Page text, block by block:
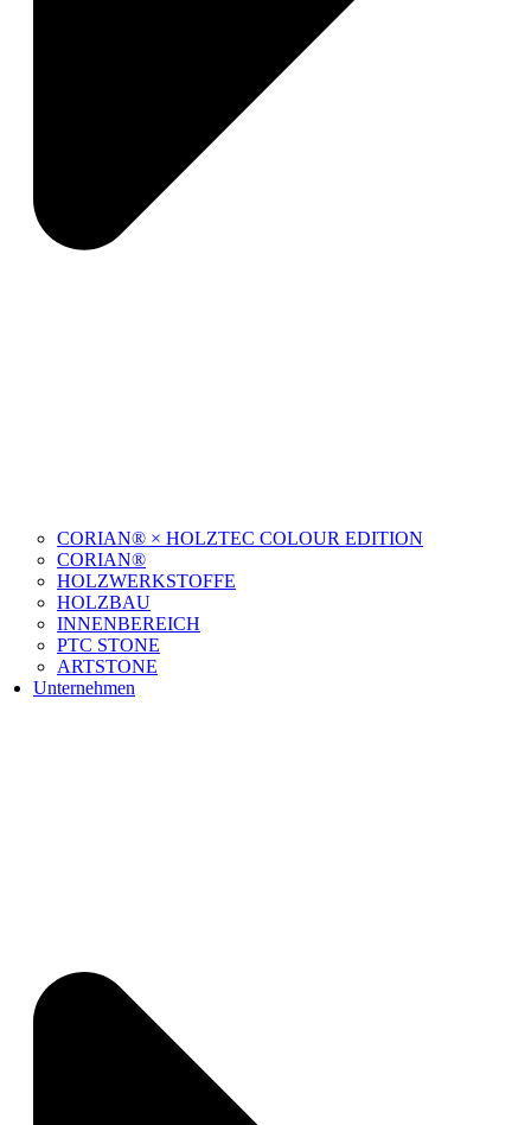
CORIAN® × HOLZTEC COLOUR EDITION
CORIAN®
HOLZWERKSTOFFE
HOLZBAU
INNENBEREICH
PTC STONE
ARTSTONE
Unternehmen